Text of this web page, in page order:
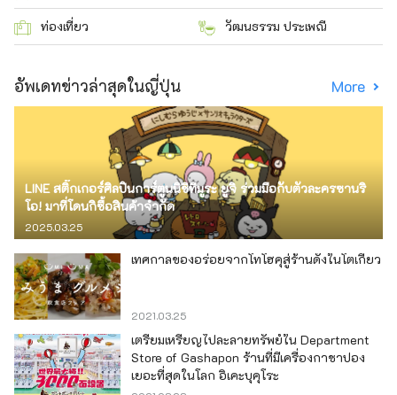
ท่องเที่ยว วัฒนธรรม ประเพณี
อัพเดทข่าวล่าสุดในญี่ปุ่น More
LINE สติ๊กเกอร์ศิลปินการ์ตูนนิชิทีมูระ ยูจิ ร่วมมือกับตัวละครซานริ
โอ! มาที่โดนกิซื้อสินค้าจำกัด
2025.03.25
เทศกาลของอร่อยจากโทโฮคุสู่ร้านดังในโตเกียว
2021.03.25
เตรียมเหรียญไปละลายทรัพย์ใน Department
Store of Gashapon ร้านที่มีเครื่องกาชาปอง
เยอะที่สุดในโลก อิเคะบุคุโระ